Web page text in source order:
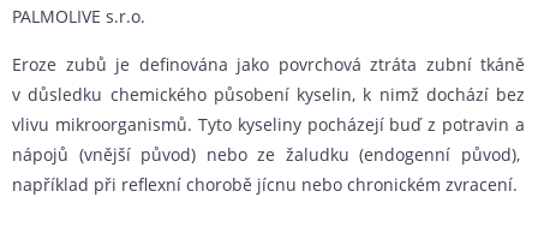
PALMOLIVE s.r.o.
Eroze zubů je definována jako povrchová ztráta zubní tkáně
v důsledku chemického působení kyselin, k nimž dochází bez
vlivu mikroorganismů. Tyto kyseliny pocházejí buď z potravin a
nápojů (vnější původ) nebo ze žaludku (endogenní původ),
například při reflexní chorobě jícnu nebo chronickém zvracení.